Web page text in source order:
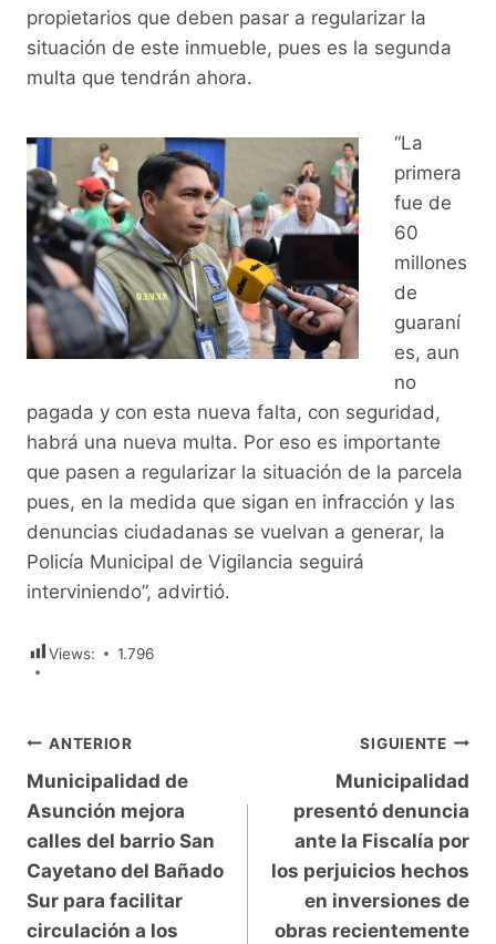
propietarios que deben pasar a regularizar la
situación de este inmueble, pues es la segunda
multa que tendrán ahora.
“La
primera
fue de
60
millones
de
guaraní
es, aun
no
pagada y con esta nueva falta, con seguridad,
habrá una nueva multa. Por eso es importante
que pasen a regularizar la situación de la parcela
pues, en la medida que sigan en infracción y las
denuncias ciudadanas se vuelvan a generar, la
Policía Municipal de Vigilancia seguirá
interviniendo”, advirtió.
Views: 1.796
Navegación
de
entradas
ANTERIOR
Municipalidad de
Asunción mejora
calles del barrio San
Cayetano del Bañado
Sur para facilitar
circulación a los
SIGUIENTE
Municipalidad
presentó denuncia
ante la Fiscalía por
los perjuicios hechos
en inversiones de
obras recientemente